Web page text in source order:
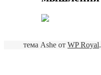
тема Ashe от WP Royal.